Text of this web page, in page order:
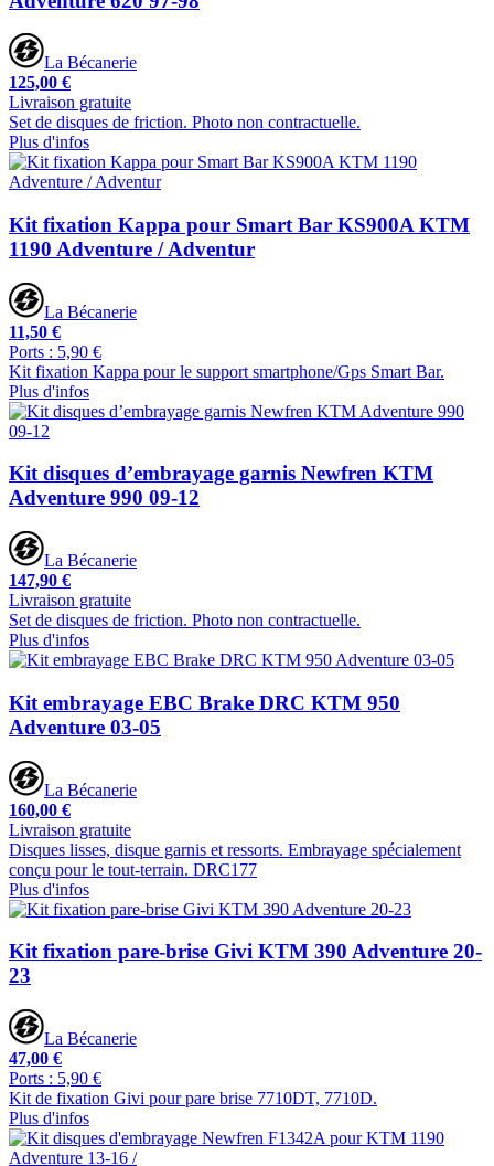
La Bécanerie
125,00 €
Livraison gratuite
Set de disques de friction. Photo non contractuelle.
Plus d'infos
Kit fixation Kappa pour Smart Bar KS900A KTM
1190 Adventure / Adventur
La Bécanerie
11,50 €
Ports : 5,90 €
Kit fixation Kappa pour le support smartphone/Gps Smart Bar.
Plus d'infos
Kit disques d’embrayage garnis Newfren KTM
Adventure 990 09-12
La Bécanerie
147,90 €
Livraison gratuite
Set de disques de friction. Photo non contractuelle.
Plus d'infos
Kit embrayage EBC Brake DRC KTM 950
Adventure 03-05
La Bécanerie
160,00 €
Livraison gratuite
Disques lisses, disque garnis et ressorts. Embrayage spécialement
conçu pour le tout-terrain. DRC177
Plus d'infos
Kit fixation pare-brise Givi KTM 390 Adventure 20-
23
La Bécanerie
47,00 €
Ports : 5,90 €
Kit de fixation Givi pour pare brise 7710DT, 7710D.
Plus d'infos